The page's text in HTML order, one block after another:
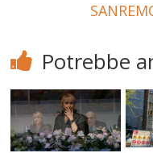
Potrebbe